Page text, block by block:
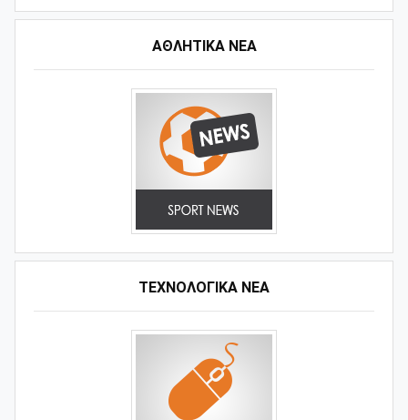
ΑΘΛΗΤΙΚΆ ΝΈΑ
ΤΕΧΝΟΛΟΓΙΚΑ ΝΕΑ